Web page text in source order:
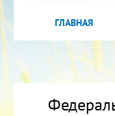
ГЛАВНАЯ